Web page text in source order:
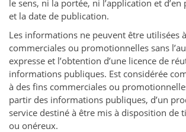
le sens, ni la portée, ni l’application et d’en
et la date de publication.
Les informations ne peuvent être utilisées
commerciales ou promotionnelles sans
expresse et l’obtention d’une licence de
informations publiques. Est considérée
à des fins commerciales ou
partir des informations publiques, d’un
service destiné à être mis à disposition de
ou onéreux.